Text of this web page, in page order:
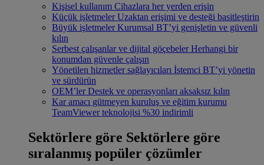
Kişisel kullanım Cihazlara her yerden erişin
Küçük işletmeler Uzaktan erişimi ve desteği basitleştirin
Büyük işletmeler Kurumsal BT’yi genişletin ve güvenli
kılın
Serbest çalışanlar ve dijital göçebeler Herhangi bir
konumdan güvenle çalışın
Yönetilen hizmetler sağlayıcıları İstemci BT’yi yönetin
ve sürdürün
OEM’ler Destek ve operasyonları aksaksız kılın
Kar amacı gütmeyen kuruluş ve eğitim kurumu
TeamViewer teknolojisi %30 indirimli
Sektörlere göre Sektörlere göre
sıralanmış popüler çözümler